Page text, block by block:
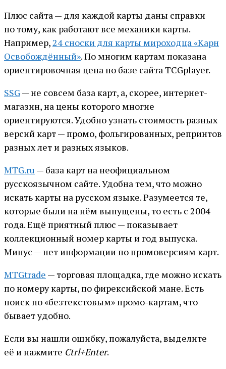
Плюс сайта — для каждой карты даны справки
по тому, как работают все механики карты.
Например,24 сноски для карты мироходца «Карн
Освобождённый». По многим картам показана
ориентировочная цена по базе сайта TCGplayer.
SSG— не совсем база карт, а, скорее, интернет-
магазин, на цены которого многие
ориентируются. Удобно узнать стоимость разных
версий карт — промо, фольгированных, репринтов
разных лет и разных языков.
MTG.ru — база карт на неофициальном
русскоязычном сайте. Удобна тем, что можно
искать карты на русском языке. Разумеется те,
которые были на нём выпущены, то есть с 2004
года. Ещё приятный плюс — показывает
коллекционный номер карты и год выпуска.
Минус — нет информации по промоверсиям карт.
MTGtrade — торговая площадка, где можно искать
по номеру карты, по фирексийской мане. Есть
поиск по «безтекстовым» промо-картам, что
бывает удобно.
Если вы нашли ошибку, пожалуйста, выделите
её и нажмите Ctrl+Enter.